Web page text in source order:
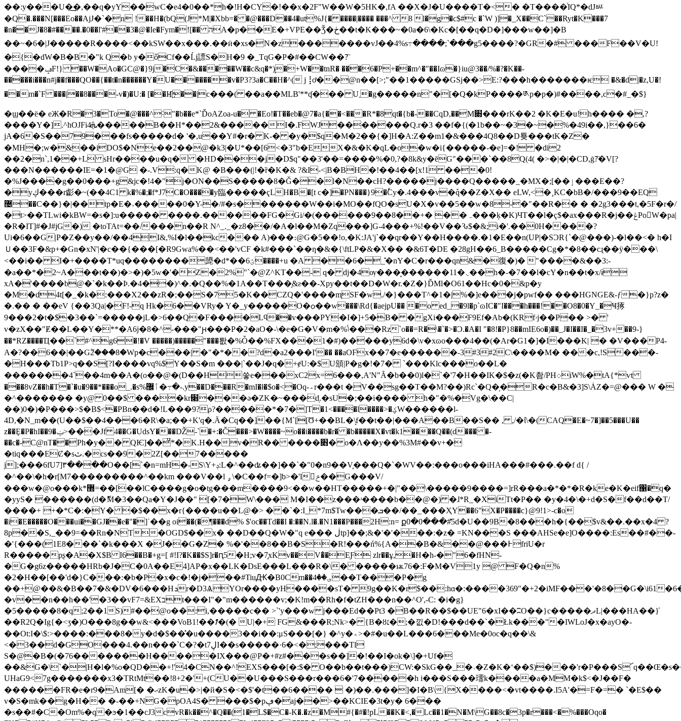
��:y���U�͢�,��q�yY��wC�e4�0��*h�!H�CY�!��x�2F"W��W�5HK�,fA ��X�J�U����T�<� �T����ͬIQ*�dJᄦ
�Q�.���N[���Eo��AjЈ�`�n !��H�(bQ(J*M|�Xbb=� �@���D��4�ut%J{� ����|���� ���^ 8 l�g�c$#c �`W )]�_X��C`��Ryt�K���7
�n��J�8�#����.�0��l'#��3�@�Ie�Fym�![�� הA�p��E�+VPE��Ǯ�ڂ��t�K���~�0a�6\�Kc�[��q�D�]���w��]�B
��~�6�|J�����R����<��kSW��x���.��ӥ�xs�N�z�������vJ��4%s߹����;`���g5����?�GR�# ���F��V�U!
�{�dW�B�B�"k Q�b y�őCf��Ĺj謤S�H�9 �_TqG�P�#��CW��?҇
����ݡF!} ��W�Ao�GC@�}9j�C�&�����W��c&q�*)̘�+W��tnR� ���6�P+��m^�"��Iɷ�}iu@3��/%�?�K��-
�����i���n#j��f���QO��{��t�n������Y�U�������v�P3?3a�C��H�^( j⢸ơ��@n��[>;"��1�����GSj��>E:?���h�������ѥ �&�d|�z,U�!
��m�`F ���|��8���-v�)�U:� [��H҉��|c���( ��a��MLB'**ʠ��� U܂�g�����n"�[�Q�kP����༁p�p�)#����,c�#_�$}
�ϣ��ë� eЖ�R�3�To�@���^˸"�b��e*`ĎoAZoa-u� �Eo!�T��eb�@7�a{��<���R*�8qt�{b�-��CqD,��M׍���rK��2 �K�E�u!h���� �,?
����Y�].^hOJFi4ܞ�����B��H*��2&�����I�.FWJ�������Q.r�3 ��f�{(�1b��~�3�~�%�49i��,}��6�
jA�6�S��79���fs�����d� '�,u��Y#�r� K-� �y�$q�M�2��{�]H�A:Z��m1�&���4Q8��D툦���tK�Z�
�MH�;w�&��iDO$�Ne��2��@�k3|�U*��[6<�3"b�EX�&�K�qL�o�w�i{�����-�e]=�! �di2
��2�n`,1��+L sHr����u�q� �HD���j�D$q"��3'��=����%�0,?�8k&y�ēG"��ֿ�`��8Q(4( �>�|�|�CD,ġ?҇�V[?
���N������IE=�1�@G �-.V:q�K@ �B���(|!�ȑ�K�& ?&I-<|B�BH�!��4��[x!1 ���0!
�%J����g��0���+g&jc�!4�"̴j�ON��S�����8�Ǧ��l�N��cH?�����j����Q�����_�MX�;[��ٳ���E��?
�yڮ���r虨�~(��4C1 k�%�;�f*J7C�O����y臨�����ҁLH�B�[t с�]�PN���}9�ٗCy�.4���v�ٚq��Z�X�� eLW,<�¸KC�bB�/���9��EQ
޴��C��}�|��tp�E�˔�����0�Y-�/#�s�������W��i�MO��fQO�sU�X�v��5��w�8-�"��R�� � �2g3���t,�5F�r�/
�t>��TLwi�kBW=�s�]:u����� ����.������FG�Gi/�(������9��8��+� ��ہ���ķ�K)ЧT��l�ҁ$�ax���R�j��ݝPoW�pa|
�R�ІT]#�J#jG�) �toTAt=��/���n��R N^_._�z8��/�A�l��M�Zq���]G-4���+%!��V��Ԅ$�&;i�'.��0H����?
Ui�6��G|P�Z��y��/��4I&,%I�l��kc��� A)���։@G�5��!o,�K:JA'j`��qr��Y ��H����.�1�E��n(UP|�SƆR{`�@���)-�l��<� h�I
Ｕ��3F�&p+�Gn�xN'|�c��{���[�R9Gwa%��<��'vCF �k#���`��ƞ�&�{\ftLP�&�X�� �&6T�DE �28gH��6_B� ����Cg�*�8��cɻ��ӱ���\
<��i�� I�+����T*uq��������頾�d*��ؽ6����+u �A ��6�_̐�nY�C�r���qn&�復�)� "����&��3:-
�a��*�2~A���t��)�>�)�5w�'�Z�2%"`�@Z^KT��- q� dj�4ѹ���̘������11�܆��h�-�7��l�cY�n��t�x/ɨ
xA�'����b@�`�k��Ϸ.�4��)^�.�Q��%�1A��T���̗&ƨ��-Xpy��t��D�W�r.�Z�}ĎMl�O61��Hc�0�&p�y
�M�d4t[�_�k�:���X2��zR�;��S�75�K��CZQ�'����m֧SF�w./�}���T^�1�|%�]e���j�pwf�� ���HGNGE&-ƒ�}p?z�
�.�� � ��eV {��3Qa|�F!-q Hk�6��VRy� Y�_y�����O�ѻ��w���\Rd{�aejpU�� �o ed_�9l�p`ɷIC�"I���h���!��O8�0�Y_�Ҹ㧻
9���2�t�$�3��`=�����jL�>6��Q�F����Lϥ��v���PY�I�]+5�B� �gXi���F9Ef�Ab�(KRfۥj��P�� >� '
v�zX��"Ɇ��L��Y�**�A6j�8�^-���"ԩ���P�2�aO�-\�e�G�V�m�%ݳ���Rz`o��=R�\�`�>�Ɔ.�A�I "�8!�P}8��mIE6o�)��_J�I��I�_�3v+��9-}
��*RZ����Ҵ��`#^g6�!�V �����)�����"���퇎�%Ȱ��%FX���1�#)�����y6d�\v�xɷo���4��(�Ar�G1�]�I���K| � �V���Р4-
A�?��6��|��Gۖ2���8�Wp�c���| �"�*��?d�a2���І'�� ��aOϜx��7�e������-3#3#2C\����M� ���c,!S���-
�H���Тb1P>q��S[?I����vq%$Y��S�m ���|`��J�q�+ɇU:�$U頒|P�g�!�7� `���Klc���o��L�
�������4`��4m��A�(o��@�(D��H씋e���xC2x=6���,A'N"Ȃ�b��0)l�`�'7�H��IK�$�z(�K촴/PH܀iW%�tA{*ѵt
���8vZ��h�T�`�u�9��*���o_.�s%ٱ޼�߹�-.y��D���R�mI�ł�$o�<�Oq-؞r���t �V��sg��T��M?��)Rc`�Q�̦�R�c�B&�3]S\ȦZ�=@��� W �
�^������� �y@ 0��$ ����kr׈���ə�ZK�~���d̩.�sU�;��i���� h�"�%�Vg�\��C|
��)0�)�P���>$�Β$<�PBn��d�!L���9?ρ?�����*�7�]T�1<����l����>�ؼW������l-
4D,�N_m��(U��$��4���6�R\�a;��+K'q�.Ä�Cq��]��{M`[[Ʊ+��BL�\̟f��t��|���A��B��S�� , ,/�ΐ\�(CAQ�E�~7�]��5���U��
z��Ȩ�P�hI��9�ݔ>���Jf 4��G�UdsY���Ǆ-`�+:�Č���>�W����~o��i����b�r� �b�����X�vt�k1����Q��(d��� �-
��c�-C@nT��Ρh�y�� QѤ]��ͧ*�K.H��v�R�� ����׋� o�Λ��y��%3M#��v+�
�tiq���EȻ�sٿ.�cѕ��9�2Z[��7�����
j];���6fU7]۳����O��[`�n=mH�-S\Y+ݚ:L�^��ʥ��]��`�"0�n9��V̥���Q�`�WV��:���o���iHA���#���.��f d{ /
�^��\�h�r[M7���������^��km ���V��l ۄ\�C��f=�]b>�'l񈚈ݗ��G���V/
���w�@o���k*޽=��[��lC����g�o�tg���m����9<��w��HT�����+�|"��\�����9����=]rR���a�*�*�R�ke�K�eif΁�ّq�
�yyS� ������(d�ޮM�3��Qa�Y�J��" [�7�W\��� M�I��z���ʴ����b��@�) �ɺ*R_�XiTt�P�� �y�4�\�+d�S�f��d��Τ/
����+ +�*C�:�Y� �$��x�r{����u��L@�> � �`�:I_*7m$Tw���ܒ��/��_���ҲY��6"X�P����c}@9!1>-c�o
�i�E�����O���ui��GJ��e�"�]ˈ��g oi��(�¶���d% $'oc��Td��I �:��N.l�.�N1���P���2H:n= ք0�0���#͊5d�U��9B�8���h�{��$v&��.��x�4 ?
8p��S,_��9=��Rn�NT�OGD$��x� ��D��Q�W�"q e��� ڶtp]��;&�'�'���:�z� =KN���S ���AHSe�e]O����:Es��#��-
�'{���(1E8���`�k���X �J��G�Z� %�'��8��B�S�R!���ń%{A��B�&��@���߅friU�r
R�����pʂ�A�Х$B I6��B�+g=[ #!I?�K��$S]r�ԥ5�H;v�7֑xKv��V�̔�EƑ zlr��ұ,�H�h-�"6�fHN-
�G�g6z�����HRb�J�C�0A��E4]AP�x��LK�DsE���L���R�\� �����ѭ76�:F�M�V1y @ F�Q�n%
�2�H��[��'d�}C���:�b�P�x�c�!�j���#TiuԪ�B0Cm��؈��4��T���P�g
��+@��&�B��7�&�DV�6���Hܖr�D3ѦYOr����yH����sT� 9g��K�r$��:hɑ�:����369"�+2�iMF���'�8��G�\i61�6��v�q&�
�v��n��h��'�3��vF7=&EXבt���I"�"m������v;�K!m��Rh�f�tZH���n��^O',-C: �i�g}
�5�����8�q;2��1S)#��@o��:i,�����c�� >`'y���w j���Eԁ��Pt3 �B��R��$��UE"6�xI��ʭO��}c�����ދL|���HA��}̔
��R2Q�Ig{�<ӡ�)O���8g��w&<���VoB1!��ᮺ�(� U|�+ FG&���R;Nk>� {B�ȣ׆�;�낎�D!���d��`�Łk���"�IWLoJ�x�ayO�-
��Ot:I�\$:>����:���8�y�d�$��̽�u����3��i��:μS���[�} �^y�؞>�#�u��L���6���Me�0oc�q��\&
<�3��d�GO���4.��n���`C�?�tڸ7I��s�����·6�<�;���Tl
S�@�B�(�76�������H�����IX���@P�+#z#���s��]�!��I�ok�\]�+Uf�
��&G�\`�|H�l�%o�QD��+!'4�CN��^!EΧS���[�:$� O��b��t���)CW:�SkG��_�˓�Z�K�ʻ��$)�
UHaG9<7g�������x3�TRtMt��!8+2�'+(CU��U���S���r���6�'7�����h i���S���璢k����a�MM�k$<�J��F�
������FR�e�r9�Am[� �ޙzK�u�>|�й�S�<�$'�t��6����  �)��.���]�I�B\{Х����<�vt����.I5A'�=F�=� `�E$��
v�S�mk��g�H�� �-��+NG�pOA4S� ���$�pڥ�aj��>��KCIЕ�3t�y� 6���
�s��#�C�Om%�q�ϧ�1��cJ3cvR�k��^�Q��(1�L$�C�-K�.�z�M#{�#�!pL��K�<,�Lc��1�N�M\G��8c�3p�r���<�%���Oqo�